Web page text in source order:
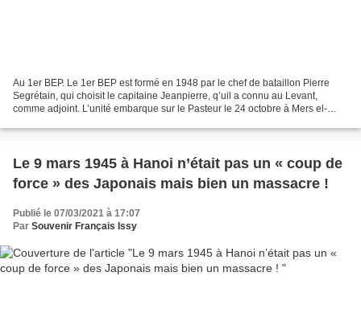
Au 1er BEP. Le 1er BEP est formé en 1948 par le chef de bataillon Pierre
Segrétain, qui choisit le capitaine Jeanpierre, q’uil a connu au Levant,
comme adjoint. L’unité embarque sur le Pasteur le 24 octobre à Mers el-
Le 9 mars 1945 à Hanoi n’était pas un « coup de
force » des Japonais mais bien un massacre !
Publié le 07/03/2021 à 17:07
Par Souvenir Français Issy